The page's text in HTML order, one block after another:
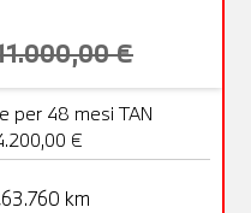
€
per 48 mesi TAN
€
63.760 km